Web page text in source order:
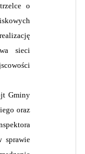
o
sieci
Gminy
oraz
sprawie